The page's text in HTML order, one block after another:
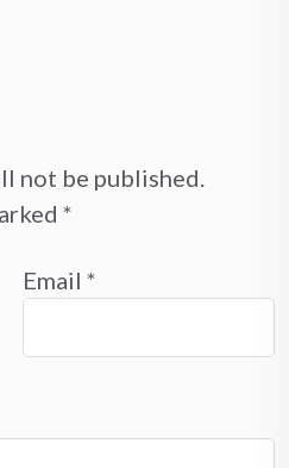
not be published.
*
Email *